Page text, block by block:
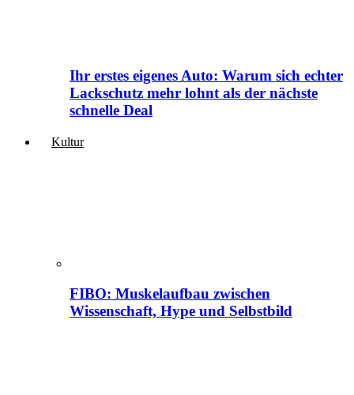
Ihr erstes eigenes Auto: Warum sich echter
Lackschutz mehr lohnt als der nächste
schnelle Deal
Kultur
FIBO: Muskelaufbau zwischen
Wissenschaft, Hype und Selbstbild